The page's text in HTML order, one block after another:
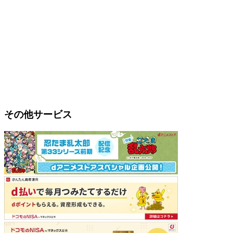
その他サービス